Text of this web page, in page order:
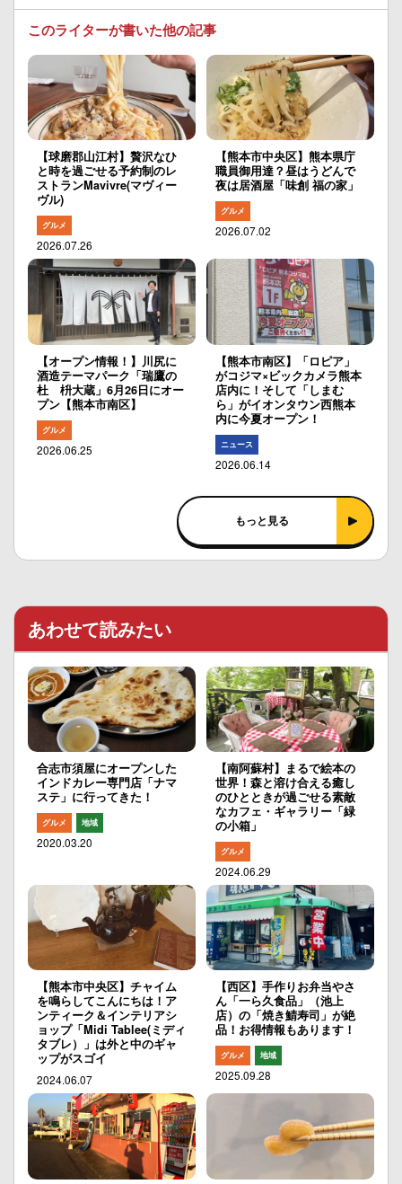
このライターが書いた他の記事
【球磨郡山江村】贅沢なひ
と時を過ごせる予約制のレ
ストランMavivre(マヴィー
ヴル)
グルメ
2026.07.26
【熊本市中央区】熊本県庁
職員御用達？昼はうどんで
夜は居酒屋「味創 福の家」
グルメ
2026.07.02
【オープン情報！】川尻に
酒造テーマパーク「瑞鷹の
杜 枡大蔵」6月26日にオー
プン【熊本市南区】
グルメ
2026.06.25
【熊本市南区】「ロピア」
がコジマ×ビックカメラ熊本
店内に！そして「しまむ
ら」がイオンタウン西熊本
内に今夏オープン！
ニュース
2026.06.14
もっと見る
あわせて読みたい
合志市須屋にオープンした
インドカレー専門店「ナマ
ステ」に行ってきた！
グルメ 地域
2020.03.20
【南阿蘇村】まるで絵本の
世界！森と溶け合える癒し
のひとときが過ごせる素敵
なカフェ・ギャラリー「緑
の小箱」
グルメ
2024.06.29
【熊本市中央区】チャイム
を鳴らしてこんにちは！ア
ンティーク＆インテリアシ
ョップ「Midi Tablee(ミディ
タブレ）」は外と中のギャ
ップがスゴイ
2024.06.07
【西区】手作りお弁当やさ
ん「一ら久食品」（池上
店）の「焼き鯖寿司」が絶
品！お得情報もあります！
グルメ 地域
2025.09.28